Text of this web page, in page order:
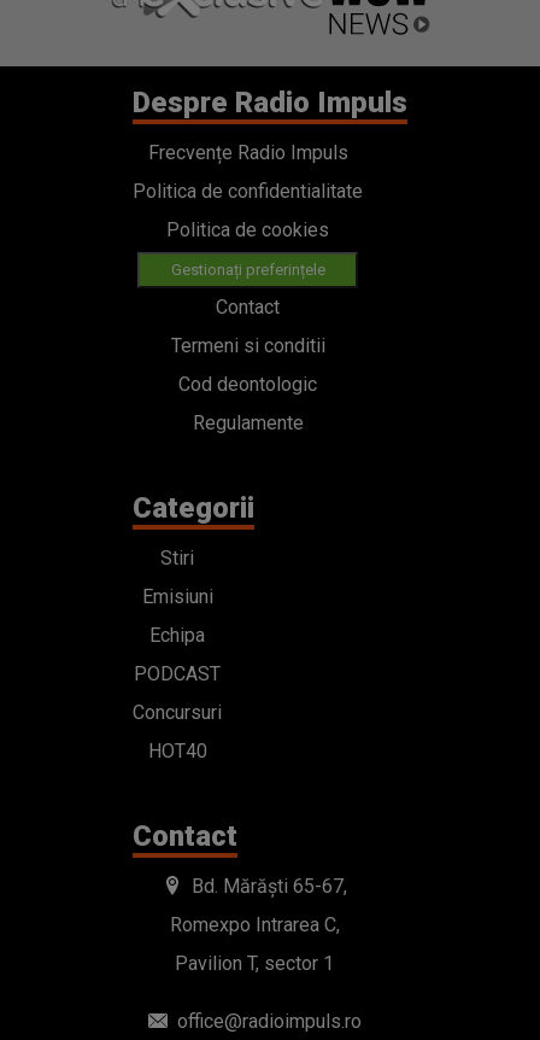
Despre Radio Impuls
Frecvențe Radio Impuls
Politica de confidentialitate
Politica de cookies
Gestionați preferințele
Contact
Termeni si conditii
Cod deontologic
Regulamente
Categorii
Stiri
Emisiuni
Echipa
PODCAST
Concursuri
HOT40
Contact
Bd. Mărăști 65-67,
Romexpo Intrarea C,
Pavilion T, sector 1
office@radioimpuls.ro